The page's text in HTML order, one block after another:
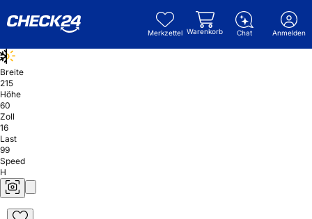
Merkzettel Warenkorb Chat Anmelden
Breite
215
Höhe
60
Zoll
16
Last
99
Speed
H